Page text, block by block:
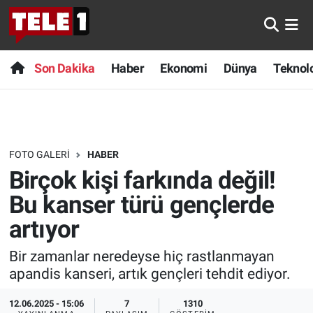
Son Dakika Haber Ekonomi Dünya
FOTO GALERI HABER
Birçok kişi farkında değil!
Bu kanser türü gençlerde
artıyor
Bir zamanlar neredeyse hiç rastlanmayan
apandis kanseri, artık gençleri tehdit ediyor.
12.06.2025 - 15:06 7 1310
Anında Manşet
Başka Sohbetler
Bilim turu
Bilim ve Teknoloji Evreni
Doğa Konuşuyor
Dünya
Ege Saati
Son Dakika
Haber
Dünya
Teknoloji
Sağlık
Spor
Yayın Akışı
Nöbetçi Eczaneler
Hava Durumu
Trafik Durumu
Süper Lig Puan Durumu ve Fikstür
Tüm Manşetler
Son Dakika Haberleri
Haber Arşivi